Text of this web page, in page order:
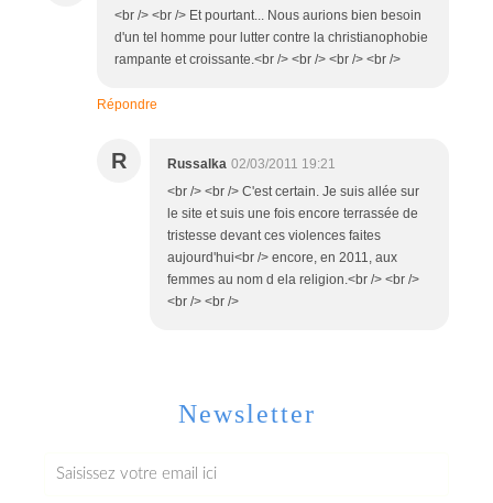
<br /> <br /> Et pourtant... Nous aurions bien besoin
d'un tel homme pour lutter contre la christianophobie
rampante et croissante.<br /> <br /> <br /> <br />
Répondre
R Russalka 02/03/2011 19:21
<br /> <br /> C'est certain. Je suis allée sur
le site et suis une fois encore terrassée de
tristesse devant ces violences faites
aujourd'hui<br /> encore, en 2011, aux
femmes au nom d ela religion.<br /> <br />
<br /> <br />
Newsletter